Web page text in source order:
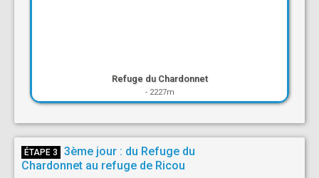
Refuge du Chardonnet
- 2227m
ÉTAPE 3
3ème jour : du Refuge du
Chardonnet au refuge de Ricou